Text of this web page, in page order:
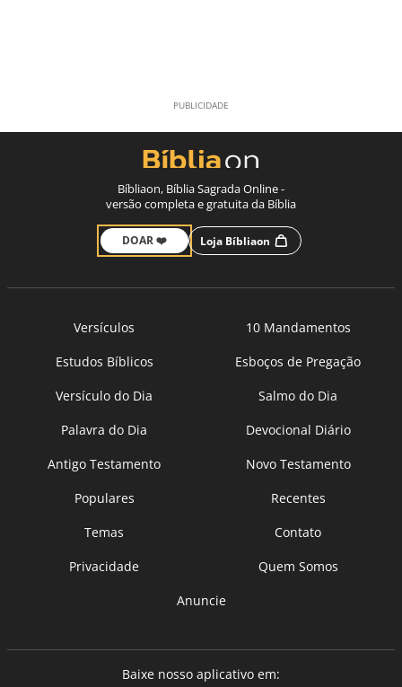
Bíbliaon, Bíblia Sagrada Online -
versão completa e gratuita da Bíblia
DOAR ❤️ Loja Bíbliaon
Versículos
10 Mandamentos
Estudos Bíblicos
Esboços de Pregação
Versículo do Dia
Salmo do Dia
Palavra do Dia
Devocional Diário
Antigo Testamento
Novo Testamento
Populares
Recentes
Temas
Contato
Privacidade
Quem Somos
Anuncie
Baixe nosso aplicativo em: